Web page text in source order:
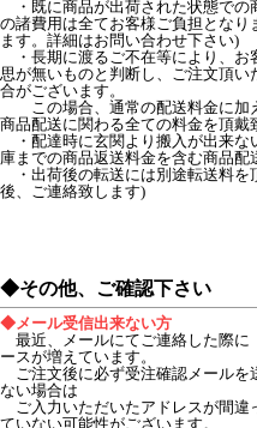
・既に商品が出荷された状態での
の諸費用は全てお客様ご負担となり
ます。詳細はお問い合わせ下さい)
・長期に渡るご不在等により、お
思が無いものと判断し、ご注文頂
合がございます。
この場合、通常の配送料金に加
商品配送に関わる全ての料金を頂戴
・配達時に玄関より搬入が出来な
庫までの商品返送料金を含む商品配
・出荷後の転送には別途転送料を
後、ご連絡致します)
◆その他、ご確認下さい
◆メール受信出来ない方
最近、メールにてご連絡した際に
ースが増えています。
ご注文後に必ず受注確認メールを
ない場合は
ご入力いただいたアドレスが間違
ていない可能性がございます。